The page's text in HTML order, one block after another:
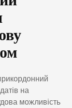
на
можливість